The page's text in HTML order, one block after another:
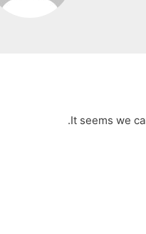
It seems we